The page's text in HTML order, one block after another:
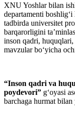
XNU Yoshlar bilan
departamenti boshlig‘i
tadbirda universitet
barqarorligini
inson qadri,
mavzular bo‘yicha
“Inson qadri va
poydevori” g‘oyasi
barchaga hurmat